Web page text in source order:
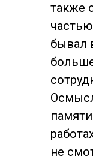
также
бывал
не